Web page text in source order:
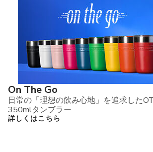
On The Go
日常の「理想の飲み心地」を追求した
350mlタンブラー
詳しくはこちら